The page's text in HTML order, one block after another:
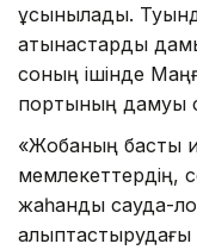
ұсынылады.
қатынастарды
соның ішінде
портының дамуы
«Жобаның басты
мемлекеттердің,
жаһандық сауда-